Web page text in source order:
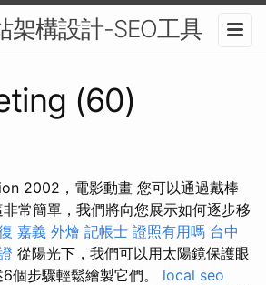
架構設計-SEO工具
(60)
2002，電影動畫 您可以通過戴棒
常簡單，我們將向您展示如何逐步移
嘉義 外燴 記帳士 證照有用嗎 台中
從陽光下，我們可以用太陽鏡保護眼
個步驟輕鬆繪製它們。 local seo